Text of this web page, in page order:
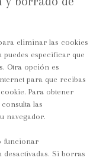
eliminar las cookies
especificar que
Otra opción es
para que recibas
Para obtener
las
navegador.
funcionar
Si borras